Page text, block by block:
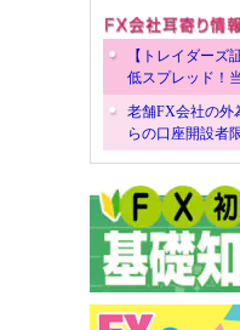
【トレイダーズ
低スプレッド！
老舗FX会社の外
らの口座開設者